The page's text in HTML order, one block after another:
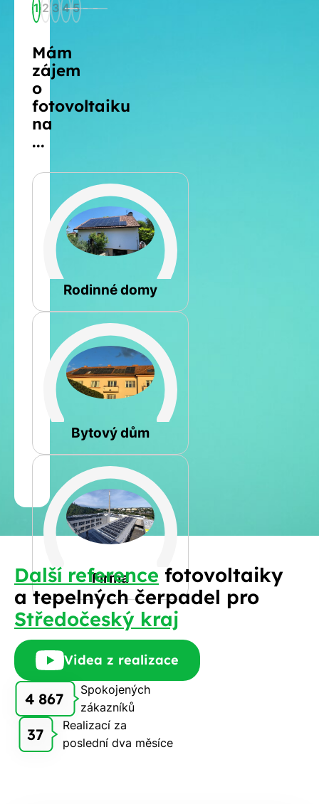
1 2 3 4 5
Mám
zájem
o
fotovoltaiku
na
...
Rodinné domy
Bytový dům
Firma
Šikmá
Jiná
Spočítat
kalkulaci
Jméno
a
příjmení
Telefon
E-
mail
Vám
zdarma
Další reference fotovoltaiky
a tepelných čerpadel pro
Středočeský kraj
Videa z realizace
4 867
Spokojených
zákazníků
37
Realizací za
poslední dva měsíce